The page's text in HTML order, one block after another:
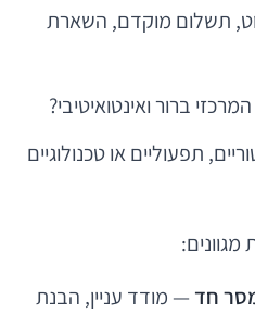
תשלום מוקדם, השארת
ברור ואינטואיטיבי?
תפעוליים או טכנולוגיים
מגוונים:
— מודד עניין, הבנת